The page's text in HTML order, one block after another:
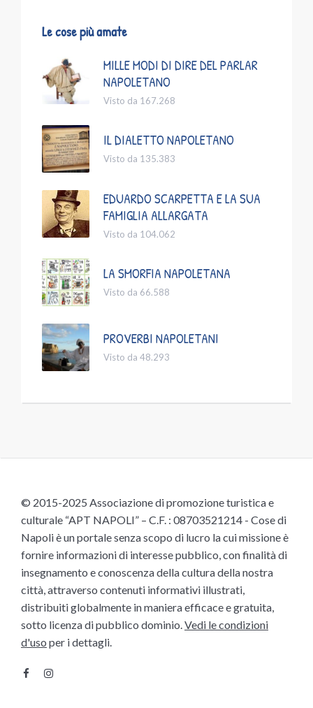
Le cose più amate
MILLE MODI DI DIRE DEL PARLAR
NAPOLETANO
Visto da 167.268
IL DIALETTO NAPOLETANO
Visto da 135.383
EDUARDO SCARPETTA E LA SUA
FAMIGLIA ALLARGATA
Visto da 104.062
LA SMORFIA NAPOLETANA
Visto da 66.588
PROVERBI NAPOLETANI
Visto da 48.293
© 2015-2025 Associazione di promozione turistica e
culturale “APT NAPOLI” – C.F. : 08703521214 - Cose di
Napoli è un portale senza scopo di lucro la cui missione è
fornire informazioni di interesse pubblico, con finalità di
insegnamento e conoscenza della cultura della nostra
città, attraverso contenuti informativi illustrati,
distribuiti globalmente in maniera efficace e gratuita,
sotto licenza di pubblico dominio.Vedi le condizioni
d'uso per i dettagli.